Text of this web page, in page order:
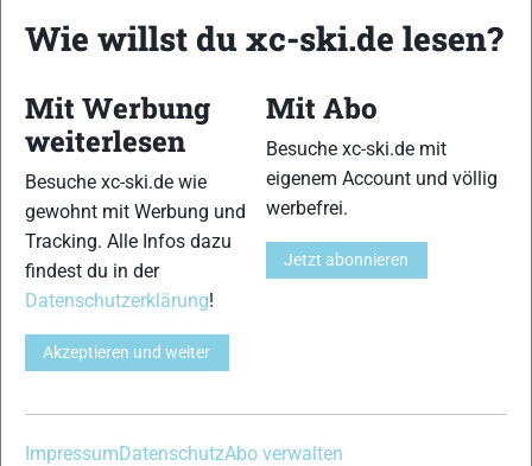
19
Wie willst du xc-ski.de lesen?
Mit Werbung
weiterlesen
Besuche xc-ski.de wie
gewohnt mit Werbung und
Tracking. Alle Infos dazu
findest du in der
Datenschutzerklärung!
Akzeptieren und weiter
Mit Abo
Besuche xc-ski.de mit
eigenem Account und völlig
werbefrei.
Jetzt abonnieren
ImpressumDatenschutzAbo verwalten